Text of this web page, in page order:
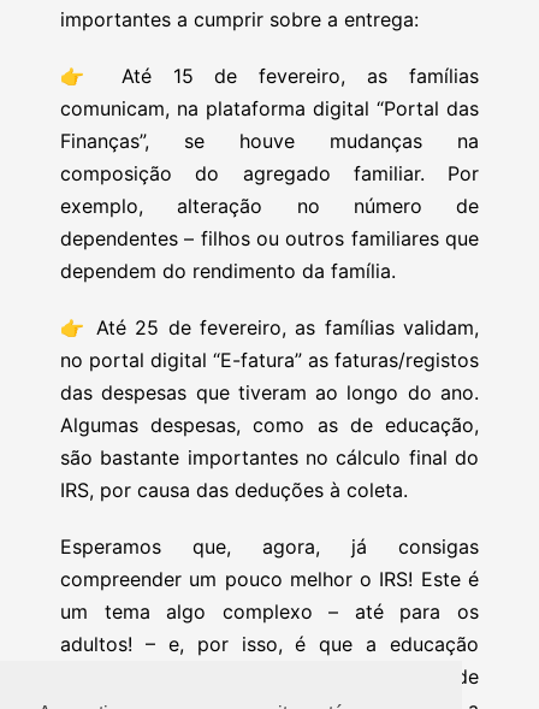
importantes a cumprir sobre a entrega:
👉
Até 15 de fevereiro, as famílias
comunicam, na plataforma digital “Portal das
Finanças”, se houve mudanças na
composição do agregado familiar. Por
exemplo, alteração no número de
dependentes – filhos ou outros familiares que
dependem do rendimento da família.
👉 Até 25 de fevereiro, as famílias validam,
no portal digital “E-fatura” as faturas/registos
das despesas que tiveram ao longo do ano.
Algumas despesas, como as de educação,
são bastante importantes no cálculo final do
IRS, por causa das deduções à coleta.
Esperamos que, agora, já consigas
compreender um pouco melhor o IRS! Este é
um tema algo complexo – até para os
adultos! – e, por isso, é que a educação
financeira é tão importante: para, desde